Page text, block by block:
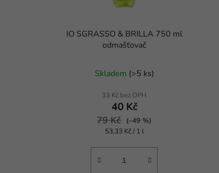
IO SGRASSO & BRILLA 750 ml
odmašťovač
hodnocení
produktu
je
4,0
z
5
hvězdiček.
Skladem (>5 ks)
33 Kč bez DPH
40 Kč
79 Kč
(–49 %)
Měrná
53,33 Kč / 1 l